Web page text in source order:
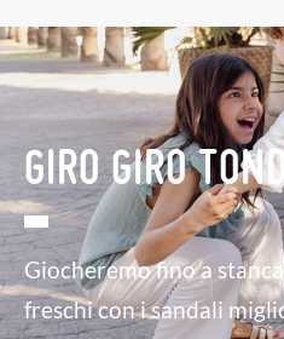
GIRO GIRO
Giocheremo fino a
freschi con i sandali